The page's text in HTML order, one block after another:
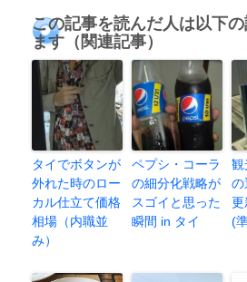
この記事を読んだ人は以下
ます（関連記事）
タイでボタンが
外れた時のロー
カル仕立て価格
相場（内職並
み）
ペプシ・コーラ
の細分化戦略が
スゴイと思った
瞬間 in タイ
観
の
更
(